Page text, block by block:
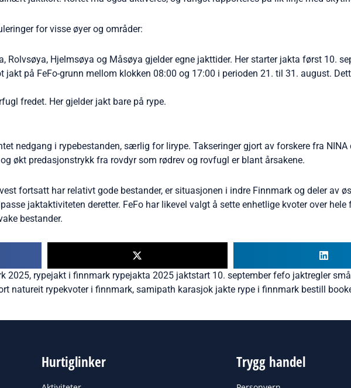
for visse øyer og områder:
Rolvsøya, Hjelmsøya og Måsøya gjelder egne jakttider. Her starter jakta først 10.
jakt på FeFo-grunn mellom klokken 08:00 og 17:00 i perioden 21. til 31. august.
fredet. Her gjelder jakt bare på rype.
nedgang i rypebestanden, særlig for lirype. Takseringer gjort av forskere fra
økt predasjonstrykk fra rovdyr som rødrev og rovfugl er blant årsakene.
fortsatt har relativt gode bestander, er situasjonen i indre Finnmark og deler av
jaktaktiviteten deretter. FeFo har likevel valgt å sette enhetlige kvoter over
bestander.
2025, rypejakt i finnmark rypejakta 2025 jaktstart 10. september fefo jaktregler
natureit rypekvoter i finnmark, samipath karasjok jakte rype i finnmark bestill
Hurtiglinker Trygg handel